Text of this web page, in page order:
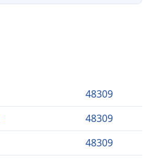
48309
48309
48309